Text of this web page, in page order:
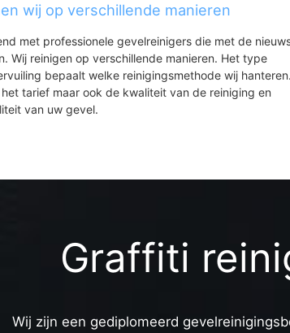
wij op verschillende manieren
met professionele gevelreinigers die met de
Wij reinigen op verschillende manieren. Het type
bepaalt welke reinigingsmethode wij
tarief maar ook de kwaliteit van de reiniging en
van uw gevel.
Graffiti
Wij zijn een gediplomeerd